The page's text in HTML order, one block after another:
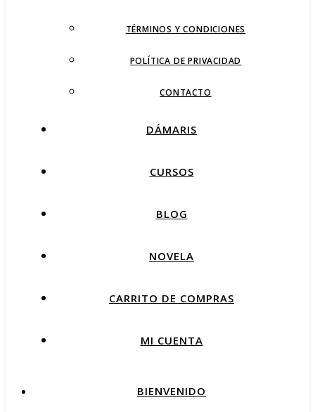
TÉRMINOS Y CONDICIONES
POLÍTICA DE PRIVACIDAD
CONTACTO
DÁMARIS
CURSOS
BLOG
NOVELA
CARRITO DE COMPRAS
MI CUENTA
BIENVENIDO